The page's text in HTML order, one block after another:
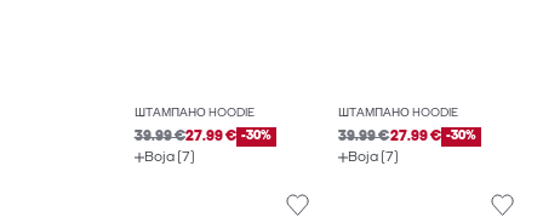
ШТАМПАНО HOODIE
39.99 €27.99 € -30%
Boja (7)
ШТАМПАНО HOODIE
39.99 €27.99 € -30%
Boja (7)